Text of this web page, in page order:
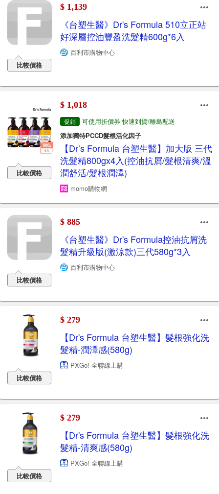
比較價格
$ 1,139
《台塑生醫》Dr's Formula 510立正站
好深層控油豐盈洗髮精600g*6入
百利市購物中心
比較價格
$ 1,018
促銷
可使用折價券 快速到貨/離島配送
添加獨特PCCD髮根活化因子
【Dr’s Formula 台塑生醫】加大版 三代
洗髮精800gx4入(控油抗屑/髮根清爽/溫
潤舒活/髮根潤澤)
momo購物網
比較價格
$ 885
《台塑生醫》Dr's Formula控油抗屑洗
髮精升級版(激涼款)三代580g*3入
百利市購物中心
比較價格
$ 279
【Dr's Formula 台塑生醫】髮根強化洗
髮精-潤澤感(580g)
PXGo! 全聯線上購
比較價格
$ 279
【Dr's Formula 台塑生醫】髮根強化洗
髮精-清爽感(580g)
PXGo! 全聯線上購